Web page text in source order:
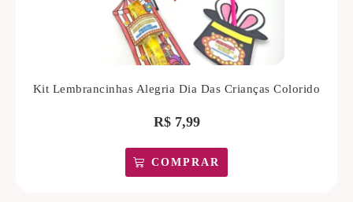
Kit Lembrancinhas Alegria Dia Das Crianças Colorido
R$7,99
COMPRAR